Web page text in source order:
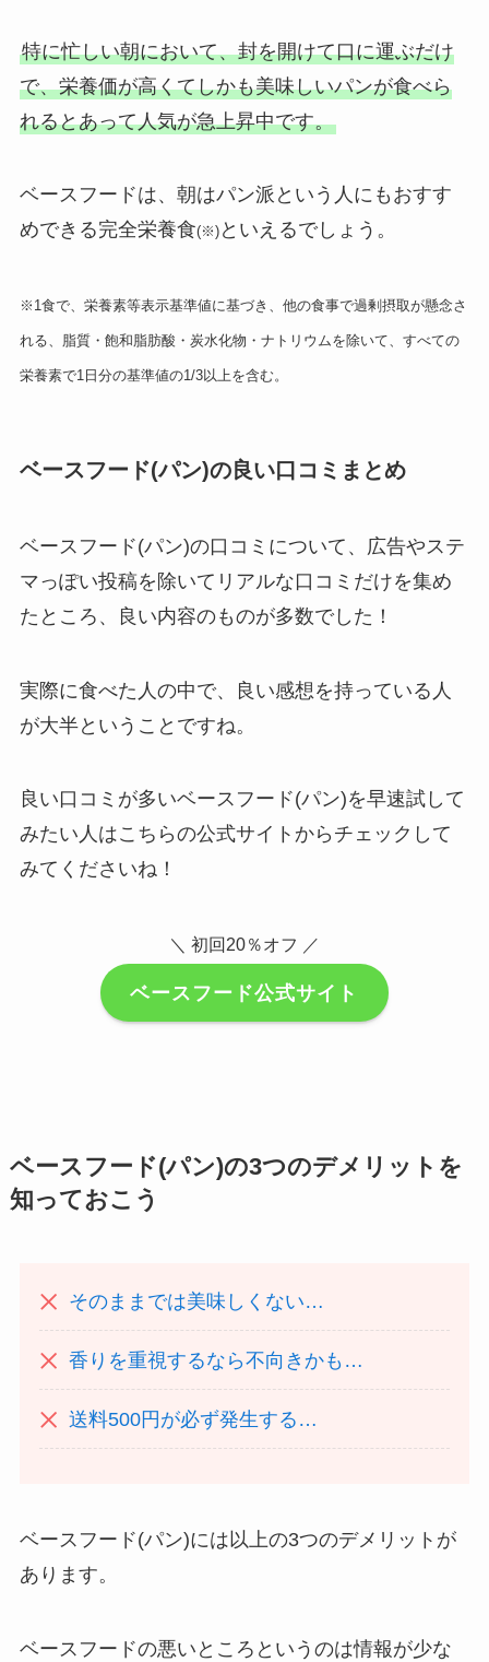
特に忙しい朝において、封を開けて口に運ぶだけ
で、栄養価が高くてしかも美味しいパンが食べら
れるとあって人気が急上昇中です。
ベースフードは、朝はパン派という人にもおすす
めできる完全栄養食(※)といえるでしょう。
※1食で、栄養素等表示基準値に基づき、他の食事で過剰摂取が懸念さ
れる、脂質・飽和脂肪酸・炭水化物・ナトリウムを除いて、すべての
栄養素で1日分の基準値の1/3以上を含む。
ベースフード(パン)の良い口コミまとめ
ベースフード(パン)の口コミについて、広告やステ
マっぽい投稿を除いてリアルな口コミだけを集め
たところ、良い内容のものが多数でした！
実際に食べた人の中で、良い感想を持っている人
が大半ということですね。
良い口コミが多いベースフード(パン)を早速試して
みたい人はこちらの公式サイトからチェックして
みてくださいね！
＼ 初回20％オフ ／
ベースフード公式サイト
ベースフード(パン)の3つのデメリットを
知っておこう
そのままでは美味しくない…
香りを重視するなら不向きかも…
送料500円が必ず発生する…
ベースフード(パン)には以上の3つのデメリットが
あります。
ベースフードの悪いところというのは情報が少な